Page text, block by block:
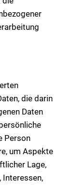
die darin
Daten
Person
um Aspekte
Lage,
Interessen,